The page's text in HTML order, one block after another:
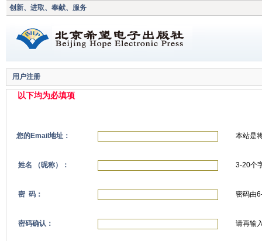
创新、进取、奉献、服务
用户注册
以下均为必填项
您的Email地址： 本站是
姓名 （昵称）： 3-20个
密 码： 密码由
密码确认： 请再输